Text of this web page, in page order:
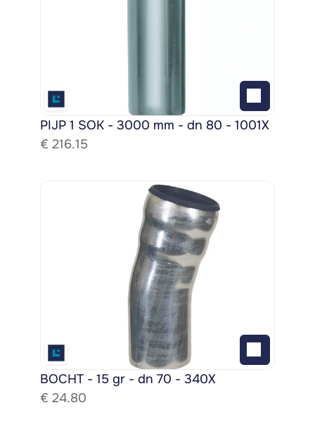
PIJP 1 SOK - 3000 mm - dn 80 - 1001X
€ 216.15
BOCHT - 15 gr - dn 70 - 340X
€ 24.80